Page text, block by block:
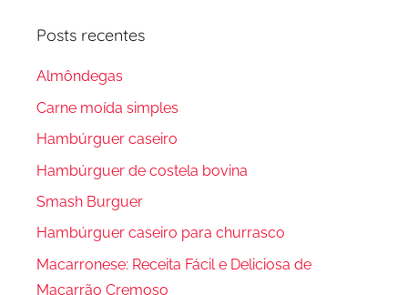
Posts recentes
Almôndegas
Carne moída simples
Hambúrguer caseiro
Hambúrguer de costela bovina
Smash Burguer
Hambúrguer caseiro para churrasco
Macarronese: Receita Fácil e Deliciosa de
Macarrão Cremoso